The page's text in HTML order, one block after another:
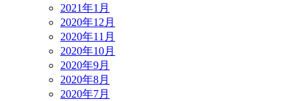
2021年1月
2020年12月
2020年11月
2020年10月
2020年9月
2020年8月
2020年7月